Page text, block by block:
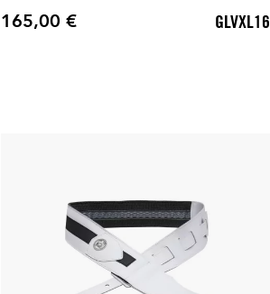
Prix
165,00 € GLVXL16